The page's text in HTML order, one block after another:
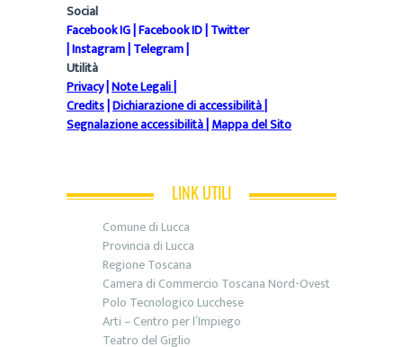
Social
Facebook IG|Facebook ID|Twitter
|Instagram|Telegram|
Utilità
Privacy|Note Legali|
Credits|Dichiarazione di accessibilità|
Segnalazione accessibilità|Mappa del Sito
LINK UTILI
Comune di Lucca
Provincia di Lucca
Regione Toscana
Camera di Commercio Toscana Nord-Ovest
Polo Tecnologico Lucchese
Arti – Centro per l’Impiego
Teatro del Giglio